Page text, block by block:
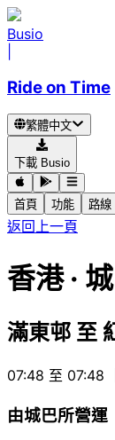
Busio
Ride on Time
繁體中文
下載 Busio
首頁 功能 路線
返回上一頁
香港·
滿東邨 至
07:48 至 07:48
由城巴所營運